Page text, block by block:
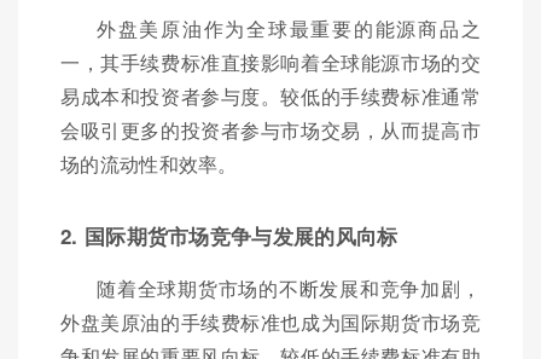
外盘美原油作为全球最重要的能源商品之
一，其手续费标准直接影响着全球能源市场的交
易成本和投资者参与度。较低的手续费标准通常
会吸引更多的投资者参与市场交易，从而提高市
场的流动性和效率。
2. 国际期货市场竞争与发展的风向标
随着全球期货市场的不断发展和竞争加剧，
外盘美原油的手续费标准也成为国际期货市场竞